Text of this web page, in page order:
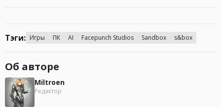
Тэги: Игры ПК AI Facepunch Studios Sandbox s&box
Об авторе
Miltroen
Редактор